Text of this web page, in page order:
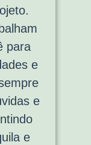
para
e
e
e